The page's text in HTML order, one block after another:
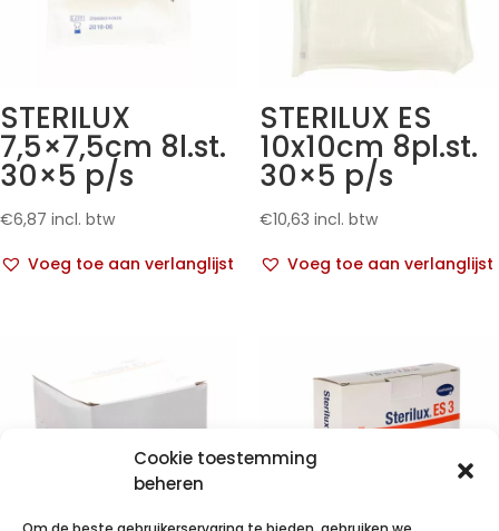
Cookie toestemming
beheren
STERILUX
7,5×7,5cm 8l.st.
30×5 p/s
€6,87 incl. btw
Voeg toe aan verlanglijst
STERILUX ES
10x10cm 8pl.st.
30×5 p/s
€10,63 incl. btw
Voeg toe aan verlanglijst